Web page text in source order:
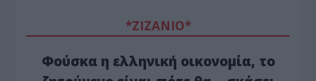
*ZΙΖΑΝΙΟ*
Φούσκα η ελληνική οικονομία, το